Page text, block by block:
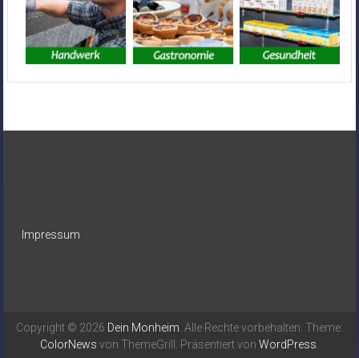
Impressum
Copyright © 2026 Dein Monheim. Alle Rechte vorbehalten. Theme:
ColorNews von ThemeGrill. Präsentiert von WordPress.